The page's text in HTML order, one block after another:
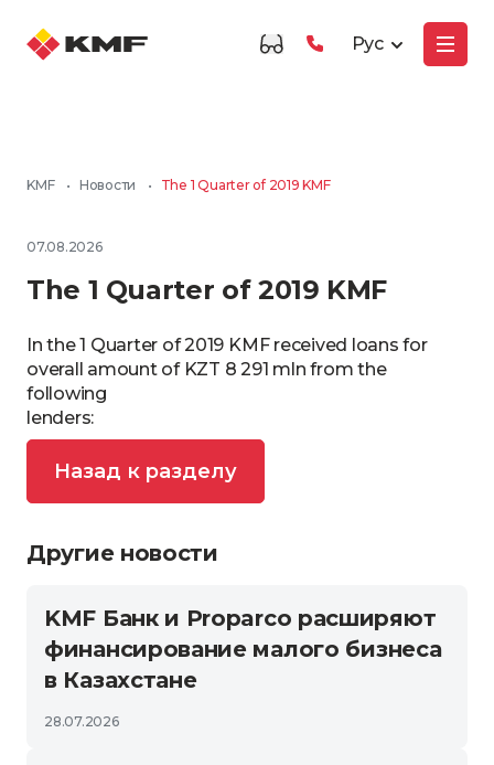
Рус
KMF • Новости • The 1 Quarter of 2019 KMF
07.08.2026
The 1 Quarter of 2019 KMF
In the 1 Quarter of 2019 KMF received loans for
overall amount of KZT 8 291 mln from the
following
lenders:
Назад к разделу
Другие новости
KMF Банк и Proparco расширяют
финансирование малого бизнеса
в Казахстане
28.07.2026